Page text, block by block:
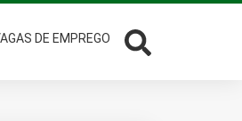
DE EMPREGO